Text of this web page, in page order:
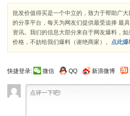
批发价值得买是一个中立的，致力于帮助广
的分享平台，每天为网友们提供最受追捧 最
资讯。我们的信息大部分来自于网友爆料，
价格，不妨给我们爆料（谢绝商家）。
点此爆
快捷登录: 微信 QQ 新浪微博